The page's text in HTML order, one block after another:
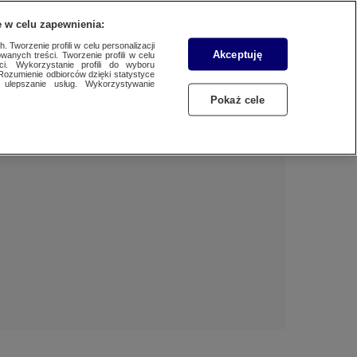
Dzień dobry!
ZALOGUJ SIĘ
w celu zapewnienia:
Tworzenie profili w celu personalizacji
treści. Tworzenie profili w celu
Wykorzystanie profili do wyboru
odbiorców dzięki statystyce
usług. Wykorzystywanie
Akceptuję
Pokaż cele